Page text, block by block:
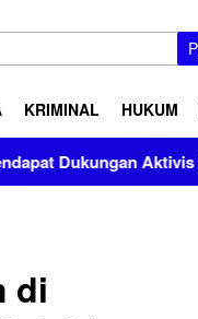
KRIMINAL HUKUM
Sulsel
di